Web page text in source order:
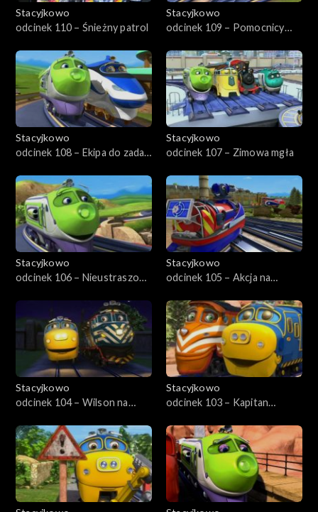
Stacyjkowo
odcinek 110 – Śnieżny patrol
Stacyjkowo
odcinek 109 – Pomocnicy
Stacyjkowo
odcinek 108 – Ekipa do zadań
Stacyjkowo
odcinek 107 – Zimowa mgła
Stacyjkowo
odcinek 106 – Nieustraszony
Stacyjkowo
odcinek 105 – Akcja na
Stacyjkowo
odcinek 104 – Wilson na
Stacyjkowo
odcinek 103 – Kapitan